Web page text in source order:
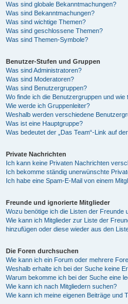
Was sind globale Bekanntmachungen?
Was sind Bekanntmachungen?
Was sind wichtige Themen?
Was sind geschlossene Themen?
Was sind Themen-Symbole?
Benutzer-Stufen und Gruppen
Was sind Administratoren?
Was sind Moderatoren?
Was sind Benutzergruppen?
Wo finde ich die Benutzergruppen und wie
Wie werde ich Gruppenleiter?
Weshalb werden verschiedene
Was ist eine Hauptgruppe?
Was bedeutet der „Das Team“-Link auf
Private Nachrichten
Ich kann keine Privaten Nachrichten
Ich bekomme ständig unerwünschte
Ich habe eine Spam-E-Mail von einem
Freunde und ignorierte Mitglieder
Wozu benötige ich die Listen der Freunde
Wie kann ich Mitglieder zur Liste der
hinzufügen oder diese wieder aus den
Die Foren durchsuchen
Wie kann ich ein Forum oder mehrere
Weshalb erhalte ich bei der Suche keine
Warum bekomme ich bei der Suche eine
Wie kann ich nach Mitgliedern suchen?
Wie kann ich meine eigenen Beiträge und